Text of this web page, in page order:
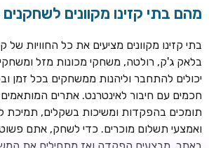
ROYSPINS
MEGAPARI
בונוס קבלת פנים: עד 125% בונוס עד €450 + 250 ספינים חינם
חבילת קבלת פנים: עד 280% בונוס עד €2,200 + 230 ספינים
מהם בתי קזינו מקוונים
בתי קזינו מקוונים מציעים את כל החוויות של
בלאק ג'ק, רולטה, משחקי מכונות מזל ומשחקי
יכולים להתחבר וליהנות ממשחקים בכל זמן
חכמים עם חיבור לאינטרנט. אתרים
תומכים בהפקדות ומשיכות בשקלים, תמיכת
ואמצעי תשלום מוכרים. כדי לשחק, אתם